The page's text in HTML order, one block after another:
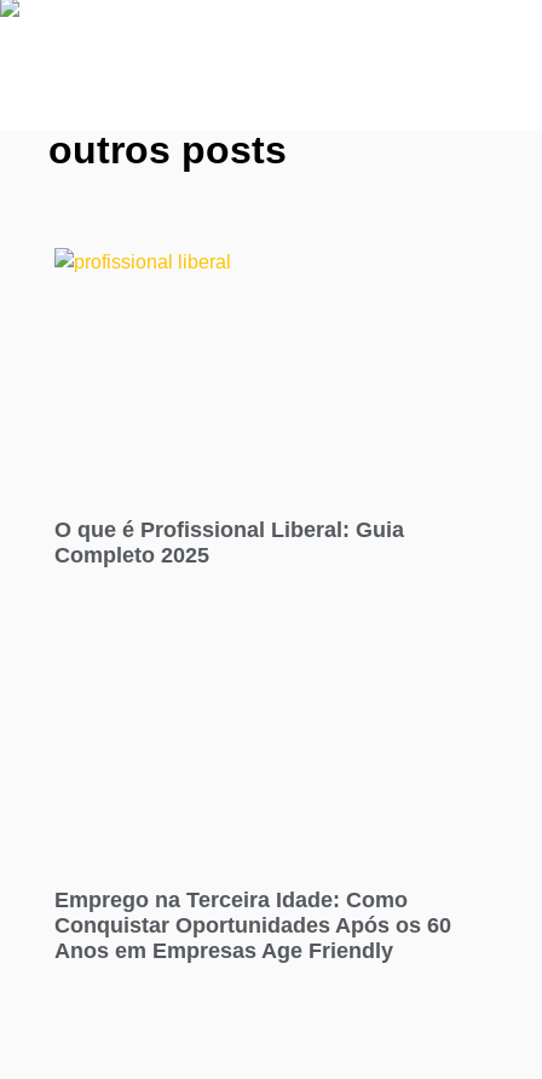
outros posts
O que é Profissional Liberal: Guia
Completo 2025
Emprego na Terceira Idade: Como
Conquistar Oportunidades Após os 60
Anos em Empresas Age Friendly